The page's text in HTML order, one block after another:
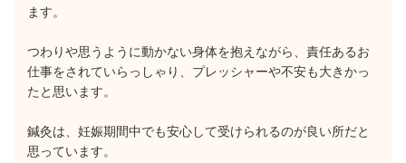
ます。
つわりや思うように動かない身体を抱えながら、責任あるお
仕事をされていらっしゃり、プレッシャーや不安も大きかっ
たと思います。
鍼灸は、妊娠期間中でも安心して受けられるのが良い所だと
思っています。